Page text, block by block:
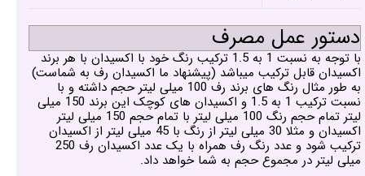
دستور عمل مصرف
با توجه به نسبت 1 به 1.5 ترکیب رنگ خود با اکسیدان با هر برند
اکسیدان قابل ترکیب میباشد (پیشنهاد ما اکسیدان رف به شماست)
به طور مثال رنگ های برند رف 100 میلی لیتر حجم داشته و با
نسبت ترکیب 1 به 1.5 و اکسیدان های کوچک این برند 150 میلی
لیتر تمام حجم رنگ 100 میلی لیتر با تمام حجم 150 میلی لیتر
اکسیدان و مثلا 30 میلی لیتر از رنگ با 45 میلی لیتر از اکسیدان
ترکیب شود و عدد رنگ رف همراه با یک عدد اکسیدان رف 250
میلی لیتر در مجموع حجم به شما خواهد داد.